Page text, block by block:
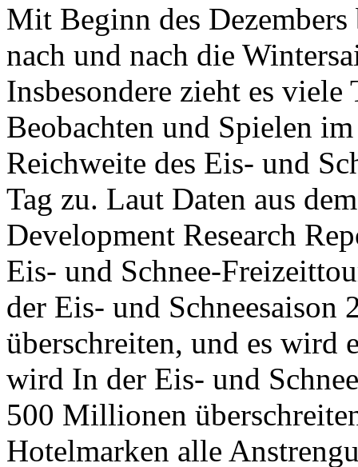
Mit Beginn des
nach und nach die
Insbesondere zieht es viele
Beobachten und Spielen
Reichweite des Eis- und
Tag zu. Laut Daten aus
Development Research
Eis- und Schnee-
der Eis- und
überschreiten, und es wird
wird In der Eis- und
500 Millionen
Hotelmarken alle